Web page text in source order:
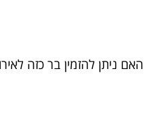
האם ניתן להזמין בר כזה